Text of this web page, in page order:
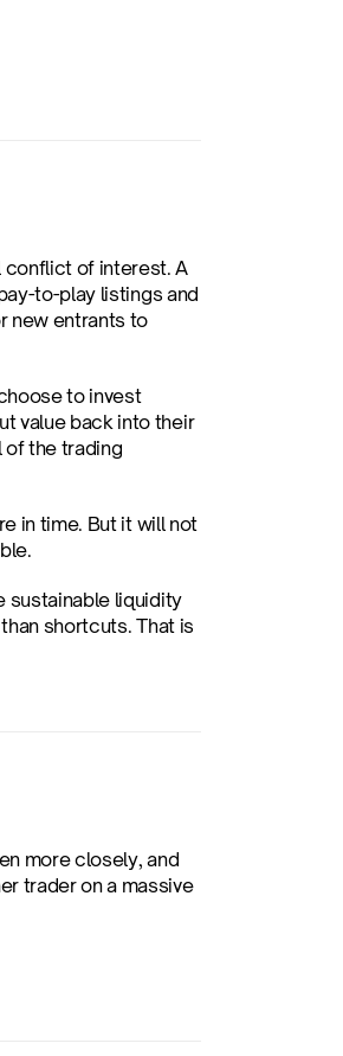
conflict of interest. A
to-play listings and
new entrants to
to invest
value back into their
of the trading
in time. But it will not
sustainable liquidity
shortcuts. That is
more closely, and
trader on a massive